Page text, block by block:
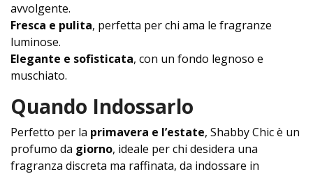
avvolgente.
Fresca e pulita, perfetta per chi ama le fragranze
luminose.
Elegante e sofisticata, con un fondo legnoso e
muschiato.
Quando Indossarlo
Perfetto per la primavera e l’estate, Shabby Chic è un
profumo da giorno, ideale per chi desidera una
fragranza discreta ma raffinata, da indossare in